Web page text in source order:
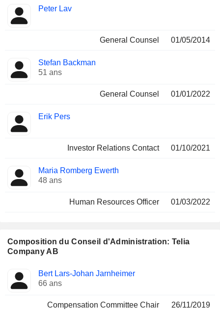
Peter Lav
General Counsel 01/05/2014
Stefan Backman
51 ans
General Counsel 01/01/2022
Erik Pers
Investor Relations Contact 01/10/2021
Maria Romberg Ewerth
48 ans
Human Resources Officer 01/03/2022
Composition du Conseil d'Administration: Telia
Company AB
Administrateur Comités
Bert Lars-Johan Jarnheimer
66 ans
Compensation Committee Chair 26/11/2019